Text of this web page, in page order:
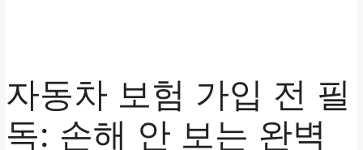
자동차 보험 가입 전 필
독: 손해 안 보는 완벽